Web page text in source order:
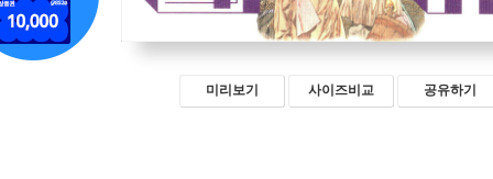
미리보기 사이즈비교 공유하기